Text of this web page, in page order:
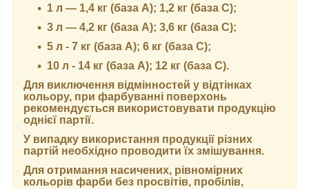
1 л — 1,4 кг (база А); 1,2 кг (база С);
3 л — 4,2 кг (база А); 3,6 кг (база C);
5 л - 7 кг (база А); 6 кг (база С);
10 л - 14 кг (база А); 12 кг (база С).
Для виключення відмінностей у відтінках
кольору, при фарбуванні поверхонь
рекомендується використовувати продукцію
однієї партії.
У випадку використання продукції різних
партій необхідно проводити їх змішування.
Для отримання насичених, рівномірних
кольорів фарби без просвітів, пробілів,